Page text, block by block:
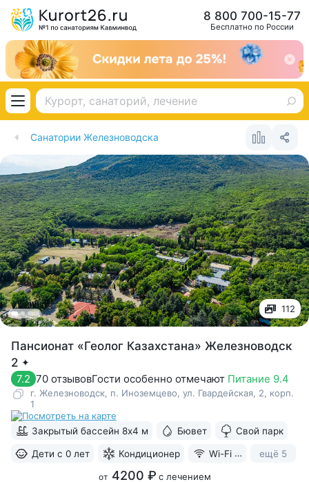
Бесплатно по России
8 800 700-15-77
Санатории Железноводска
112
Пансионат «Геолог Казахстана» Железноводск
2 ✦
7.2 70 отзывовГости особенно отмечают Питание 9.4
г. Железноводск, п. Иноземцево, ул. Гвардейская, 2, корп.
1
Закрытый бассейн 8х4 м Бювет Свой парк
Дети с 0 лет Кондиционер Wi-Fi в номерах ещё 5
от 4200 ₽ с лечением